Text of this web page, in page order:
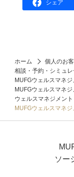
シェア
ホーム
個人のお
相談・予約・シミュ
MUFGウェルスマネジ
MUFGウェルスマネ
ウェルスマネジメン
MUFGウェルスマネ
ソー